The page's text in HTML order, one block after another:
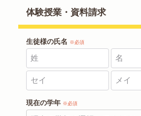
体験授業・資料請求
生徒様の氏名 ※必須
現在の学年 ※必須